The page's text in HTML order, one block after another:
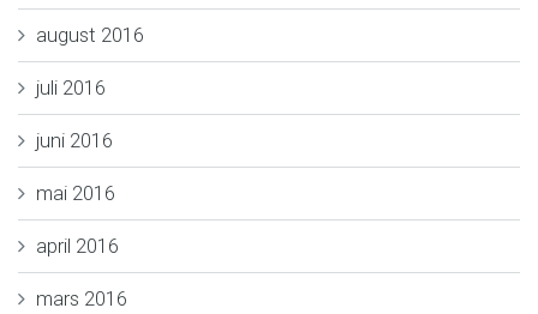
august 2016
juli 2016
juni 2016
mai 2016
april 2016
mars 2016